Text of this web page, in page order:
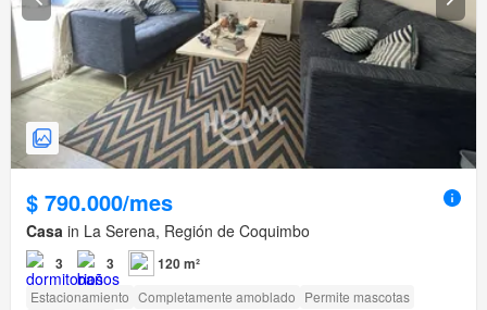
$ 790.000/mes
Casa in La Serena, Región de Coquimbo
3 3 120 m²
Estacionamiento Completamente amoblado Permite mascotas